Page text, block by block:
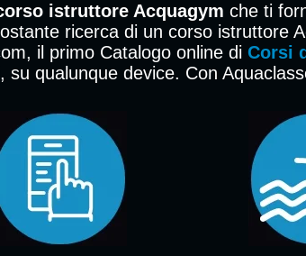
istruttore Acquagym che ti
ricerca di un corso istruttore
il primo Catalogo online di Corsi
qualunque device. Con